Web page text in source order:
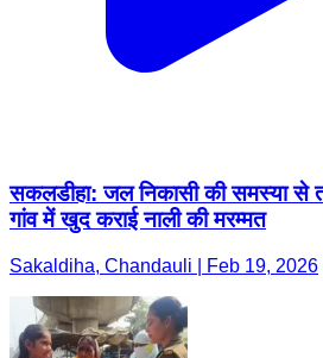
सकलडीहा: जल निकासी की समस्या से
गांव में खुद कराई नाली की मरम्मत
Sakaldiha, Chandauli | Feb 19, 2026